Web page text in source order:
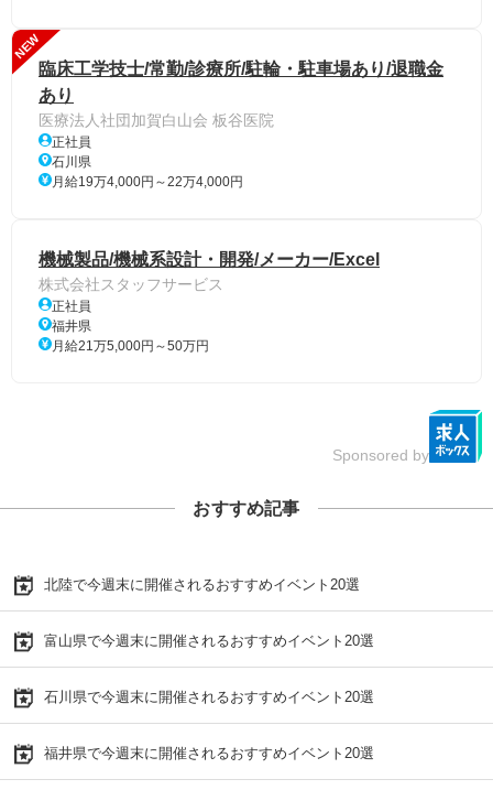
NEW
臨床工学技士/常勤/診療所/駐輪・駐車場あり/退職金
あり
医療法人社団加賀白山会 板谷医院
正社員
石川県
月給19万4,000円～22万4,000円
機械製品/機械系設計・開発/メーカー/Excel
株式会社スタッフサービス
正社員
福井県
月給21万5,000円～50万円
Sponsored by
おすすめ記事
北陸で今週末に開催されるおすすめイベント20選
富山県で今週末に開催されるおすすめイベント20選
石川県で今週末に開催されるおすすめイベント20選
福井県で今週末に開催されるおすすめイベント20選